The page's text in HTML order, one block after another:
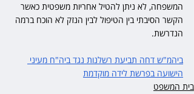
המשפחה, לא ניתן להטיל אחריות משפטית כאשר
הקשר הסיבתי בין הטיפול לבין הנזק לא הוכח ברמה
הנדרשת.
ביהמ"ש דחה תביעת רשלנות נגד ביה"ח מעיני
הישועה בפרשת לידה מוקדמת
בית המשפט